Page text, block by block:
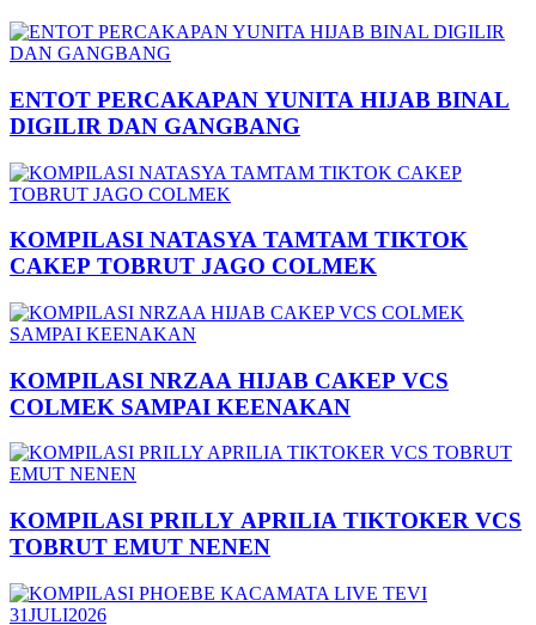
ENTOT PERCAKAPAN YUNITA HIJAB BINAL
DIGILIR DAN GANGBANG
KOMPILASI NATASYA TAMTAM TIKTOK
CAKEP TOBRUT JAGO COLMEK
KOMPILASI NRZAA HIJAB CAKEP VCS
COLMEK SAMPAI KEENAKAN
KOMPILASI PRILLY APRILIA TIKTOKER VCS
TOBRUT EMUT NENEN